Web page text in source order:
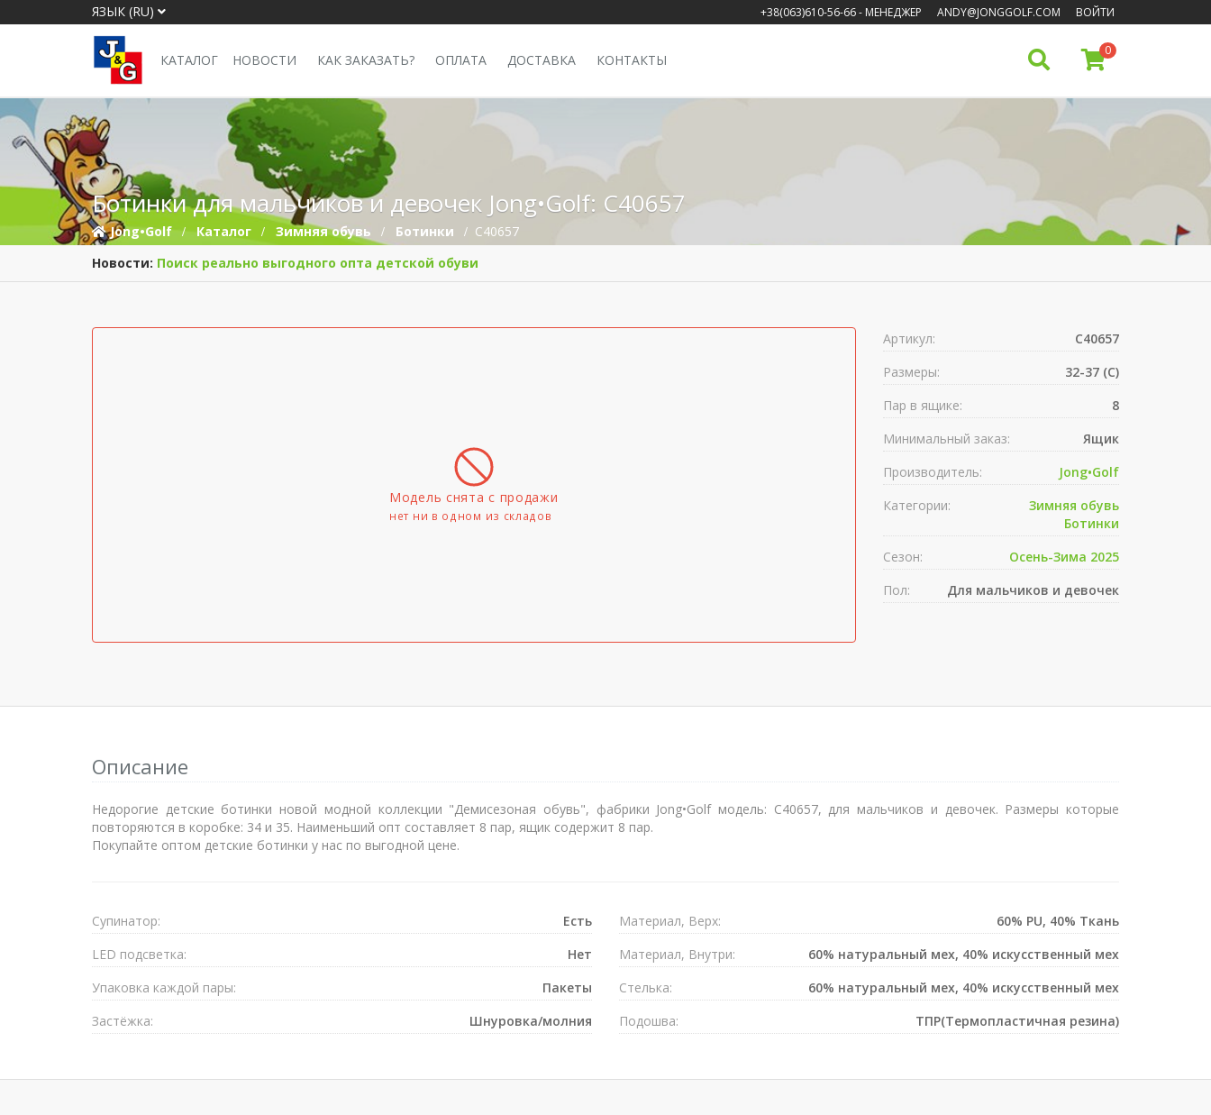
ЯЗЫК (RU) +38(063)610-56-66- МЕНЕДЖЕР ANDY@JONGGOLF.COM ВОЙТИ
0
КАТАЛОГ НОВОСТИ КАК ЗАКАЗАТЬ? ОПЛАТА ДОСТАВКА КОНТАКТЫ
Ботинки для мальчиков и девочек Jong•Golf: C40657
Jong•Golf Каталог Зимняя обувь Ботинки
C40657
Новости: Поиск реально выгодного опта детской обуви
Модель снята с продажи
нет ни в одном из складов
Артикул:
C40657
Размеры:
32-37 (C)
Пар в ящике:
8
Минимальный заказ:
Ящик
Производитель:
Jong•Golf
Категории:
Зимняя обувь
Ботинки
Сезон:
Осень-Зима 2025
Пол:
Для мальчиков и девочек
Описание
Недорогие детские ботинки новой модной коллекции "Демисезоная обувь", фабрики Jong•Golf модель: C40657, для мальчиков и девочек. Размеры которые
повторяются в коробке: 34 и 35. Наименьший опт составляет 8 пар, ящик содержит 8 пар.
Покупайте оптом детские ботинки у нас по выгодной цене.
Супинатор:
Есть
LED подсветка:
Нет
Упаковка каждой пары:
Пакеты
Застёжка:
Шнуровка/молния
Материал, Верх:
60% PU, 40% Ткань
Материал, Внутри:
60% натуральный мех, 40% искусственный мех
Стелька:
60% натуральный мех, 40% искусственный мех
Подошва:
ТПР(Термопластичная резина)